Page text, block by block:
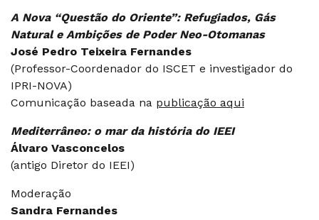
A Nova “Questão do Oriente”: Refugiados, Gás
Natural e Ambições de Poder Neo-Otomanas
José Pedro Teixeira Fernandes
(Professor-Coordenador do ISCET e investigador do
IPRI-NOVA)
Comunicação baseada na publicação aqui
Mediterrâneo: o mar da história do IEEI
Álvaro Vasconcelos
(antigo Diretor do IEEI)
Moderação
Sandra Fernandes